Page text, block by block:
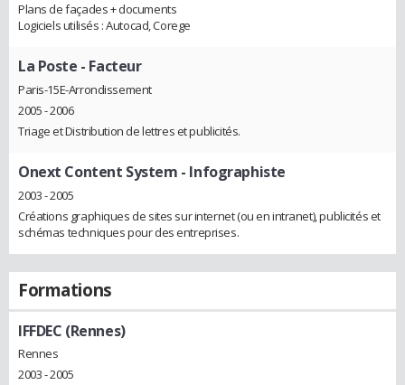
Plans de façades + documents
Logiciels utilisés : Autocad, Corege
La Poste - Facteur
Paris-15E-Arrondissement
2005 - 2006
Triage et Distribution de lettres et publicités.
Onext Content System - Infographiste
2003 - 2005
Créations graphiques de sites sur internet (ou en intranet), publicités et
schémas techniques pour des entreprises.
Formations
IFFDEC (Rennes)
Rennes
2003 - 2005